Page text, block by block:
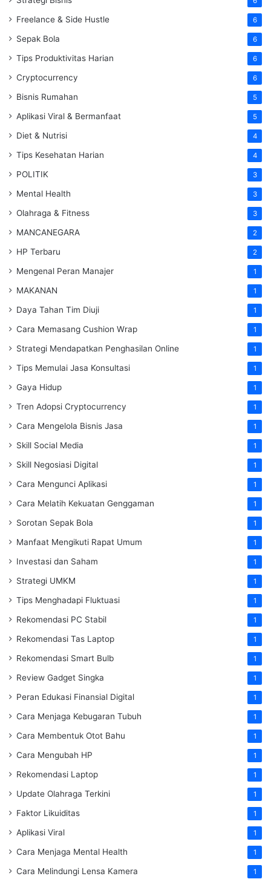
Freelance & Side Hustle 6
Sepak Bola 6
Tips Produktivitas Harian 6
Cryptocurrency 6
Bisnis Rumahan 5
Aplikasi Viral & Bermanfaat 5
Diet & Nutrisi 4
Tips Kesehatan Harian 4
POLITIK 3
Mental Health 3
Olahraga & Fitness 3
MANCANEGARA 2
HP Terbaru 2
Mengenal Peran Manajer 1
MAKANAN 1
Daya Tahan Tim Diuji 1
Cara Memasang Cushion Wrap 1
Strategi Mendapatkan Penghasilan Online 1
Tips Memulai Jasa Konsultasi 1
Gaya Hidup 1
Tren Adopsi Cryptocurrency 1
Cara Mengelola Bisnis Jasa 1
Skill Social Media 1
Skill Negosiasi Digital 1
Cara Mengunci Aplikasi 1
Cara Melatih Kekuatan Genggaman 1
Sorotan Sepak Bola 1
Manfaat Mengikuti Rapat Umum 1
Investasi dan Saham 1
Strategi UMKM 1
Tips Menghadapi Fluktuasi 1
Rekomendasi PC Stabil 1
Rekomendasi Tas Laptop 1
Rekomendasi Smart Bulb 1
Review Gadget Singka 1
Peran Edukasi Finansial Digital 1
Cara Menjaga Kebugaran Tubuh 1
Cara Membentuk Otot Bahu 1
Cara Mengubah HP 1
Rekomendasi Laptop 1
Update Olahraga Terkini 1
Faktor Likuiditas 1
Aplikasi Viral 1
Cara Menjaga Mental Health 1
Cara Melindungi Lensa Kamera 1